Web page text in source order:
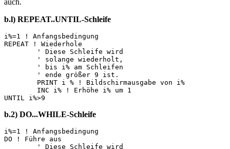
auch.
b.l) REPEAT..UNTIL-Schleife
i%=1 ! Anfangsbedingung
REPEAT ! Wiederhole
b.2) DO...WHILE-Schleife
i%=1 ! Anfangsbedingung
DO ! Führe aus